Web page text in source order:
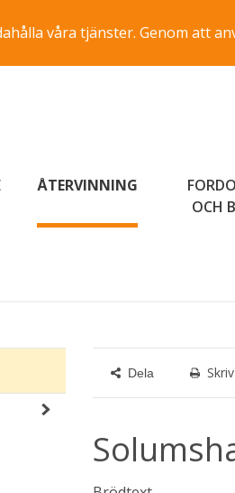
våra tjänster. Genom att
ÅTERVINNING
OCH
Dela